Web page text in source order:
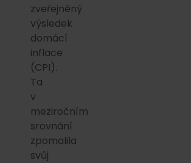
zveřejněný
výsledek
domácí
inflace
(CPI).
Ta
v
meziročním
srovnání
zpomalila
svůj